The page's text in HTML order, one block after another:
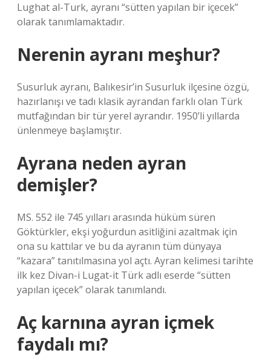
Lughat al-Turk, ayranı “sütten yapılan bir içecek”
olarak tanımlamaktadır.
Nerenin ayranı meşhur?
Susurluk ayranı, Balıkesir’in Susurluk ilçesine özgü,
hazırlanışı ve tadı klasik ayrandan farklı olan Türk
mutfağından bir tür yerel ayrandır. 1950’li yıllarda
ünlenmeye başlamıştır.
Ayrana neden ayran
demişler?
MS. 552 ile 745 yılları arasında hüküm süren
Göktürkler, ekşi yoğurdun asitliğini azaltmak için
ona su kattılar ve bu da ayranın tüm dünyaya
“kazara” tanıtılmasına yol açtı. Ayran kelimesi tarihte
ilk kez Divan-i Lugat-it Türk adlı eserde “sütten
yapılan içecek” olarak tanımlandı.
Aç karnına ayran içmek
faydalı mı?